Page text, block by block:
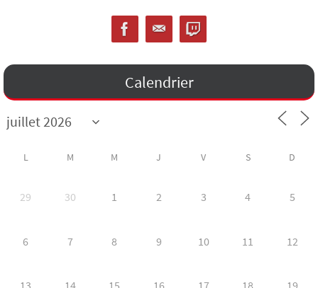
Calendrier
L M M J V S D
29 30 1 2 3 4 5
6 7 8 9 10 11 12